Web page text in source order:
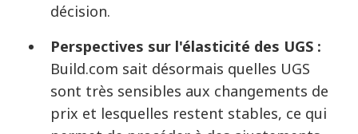
décision.
Perspectives sur l'élasticité des UGS :
Build.com sait désormais quelles UGS
sont très sensibles aux changements de
prix et lesquelles restent stables, ce qui